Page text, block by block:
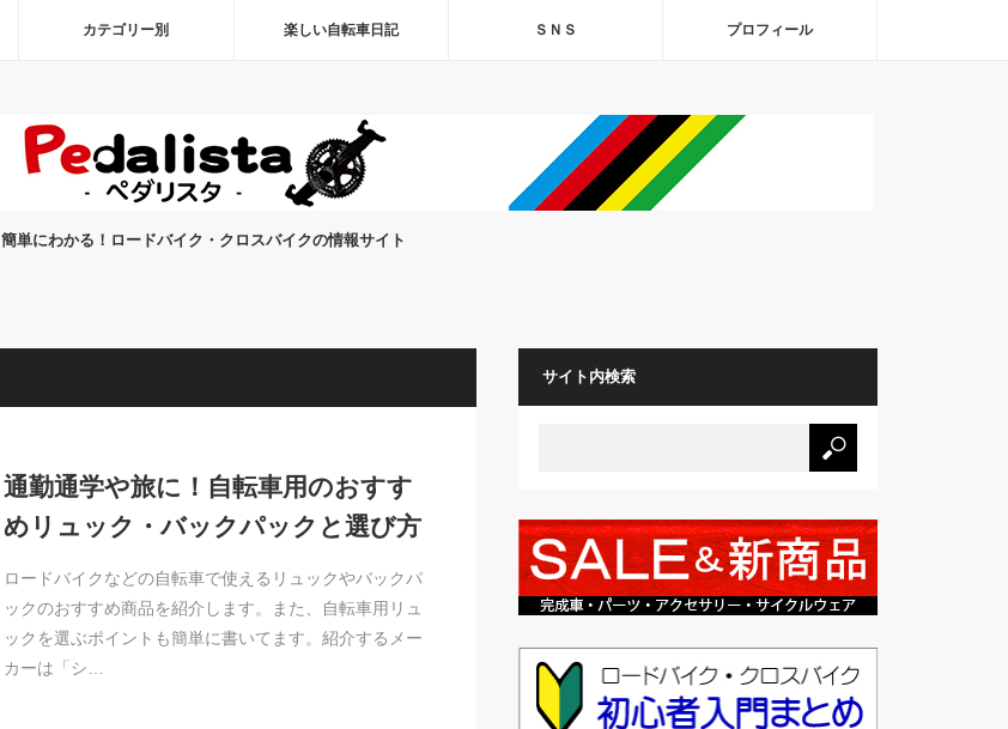
カテゴリー別 楽しい自転車日記 ＳＮＳ プロフィール
簡単にわかる！ロードバイク・クロスバイクの情報サイト
通勤通学や旅に！自転車用のおすす
めリュック・バックパックと選び方
ロードバイクなどの自転車で使えるリュックやバックパ
ックのおすすめ商品を紹介します。また、自転車用リュ
ックを選ぶポイントも簡単に書いてます。紹介するメー
カーは「シ…
サイト内検索